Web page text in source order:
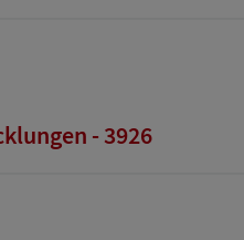
- 3926